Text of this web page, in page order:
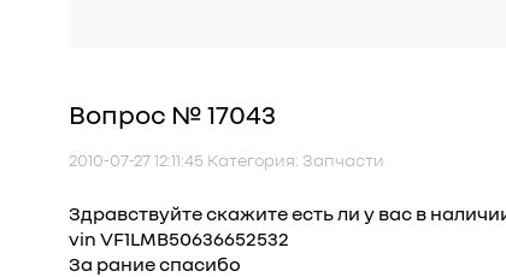
Вопрос № 17043
2010-07-27 12:11:45 Категория: Запчасти
Здравствуйте скажите есть ли у вас в
vin VF1LMB50636652532
За рание спасибо